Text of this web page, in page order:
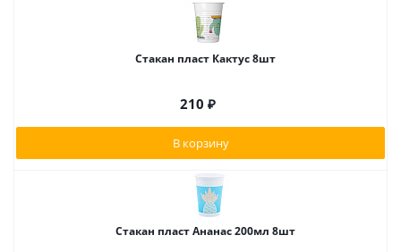
Стакан пласт Кактус 8шт
210 ₽
В корзину
Стакан пласт Ананас 200мл 8шт